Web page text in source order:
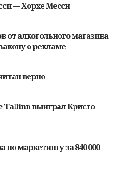
— Хорхе Месси
от алкогольного магазина
о рекламе
верно
Tallinn выиграл Кристо
маркетингу за 840 000